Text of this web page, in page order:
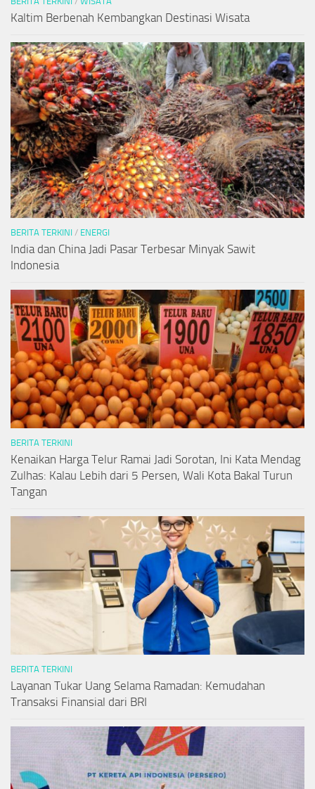
Kaltim Berbenah Kembangkan Destinasi Wisata
BERITA TERKINI / ENERGI
India dan China Jadi Pasar Terbesar Minyak Sawit
Indonesia
BERITA TERKINI
Kenaikan Harga Telur Ramai Jadi Sorotan, Ini Kata Mendag
Zulhas: Kalau Lebih dari 5 Persen, Wali Kota Bakal Turun
Tangan
BERITA TERKINI
Layanan Tukar Uang Selama Ramadan: Kemudahan
Transaksi Finansial dari BRI